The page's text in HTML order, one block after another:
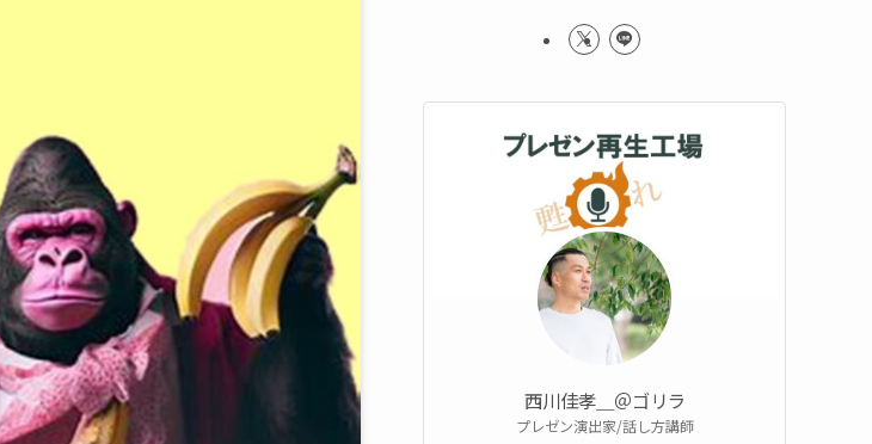
西川佳孝＿＠ゴリラ
プレゼン演出家/話し方講師